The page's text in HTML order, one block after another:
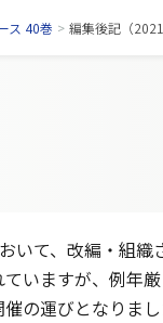
ス 40巻 > 編集後記（
いて、改編・組
いますが、例年
の運びとなりま